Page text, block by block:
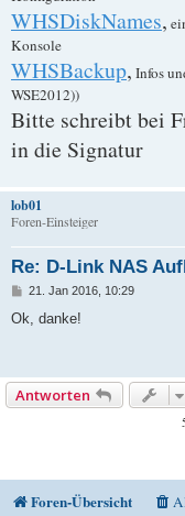
WHSDiskNames,
Konsole
WHSBackup, Infos
WSE2012))
Bitte schreibt bei
in die Signatur
lob01
Foren-Einsteiger
Re: D-Link NAS
B
i
21. Jan 2016, 10:29
Ok, danke!
Antworten
Foren-Übersicht